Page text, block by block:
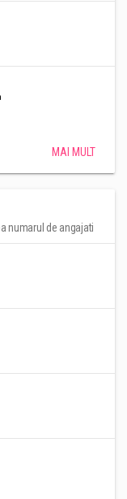
MAI MULT
numarul de angajati